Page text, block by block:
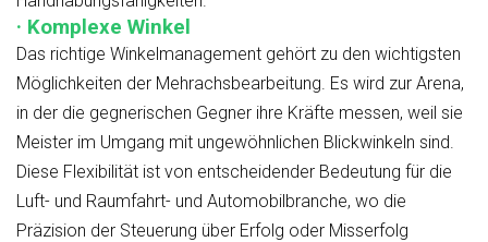
· Komplexe Winkel
Das richtige Winkelmanagement gehört zu den wichtigsten
Möglichkeiten der Mehrachsbearbeitung. Es wird zur Arena,
in der die gegnerischen Gegner ihre Kräfte messen, weil sie
Meister im Umgang mit ungewöhnlichen Blickwinkeln sind.
Diese Flexibilität ist von entscheidender Bedeutung für die
Luft- und Raumfahrt- und Automobilbranche, wo die
Präzision der Steuerung über Erfolg oder Misserfolg